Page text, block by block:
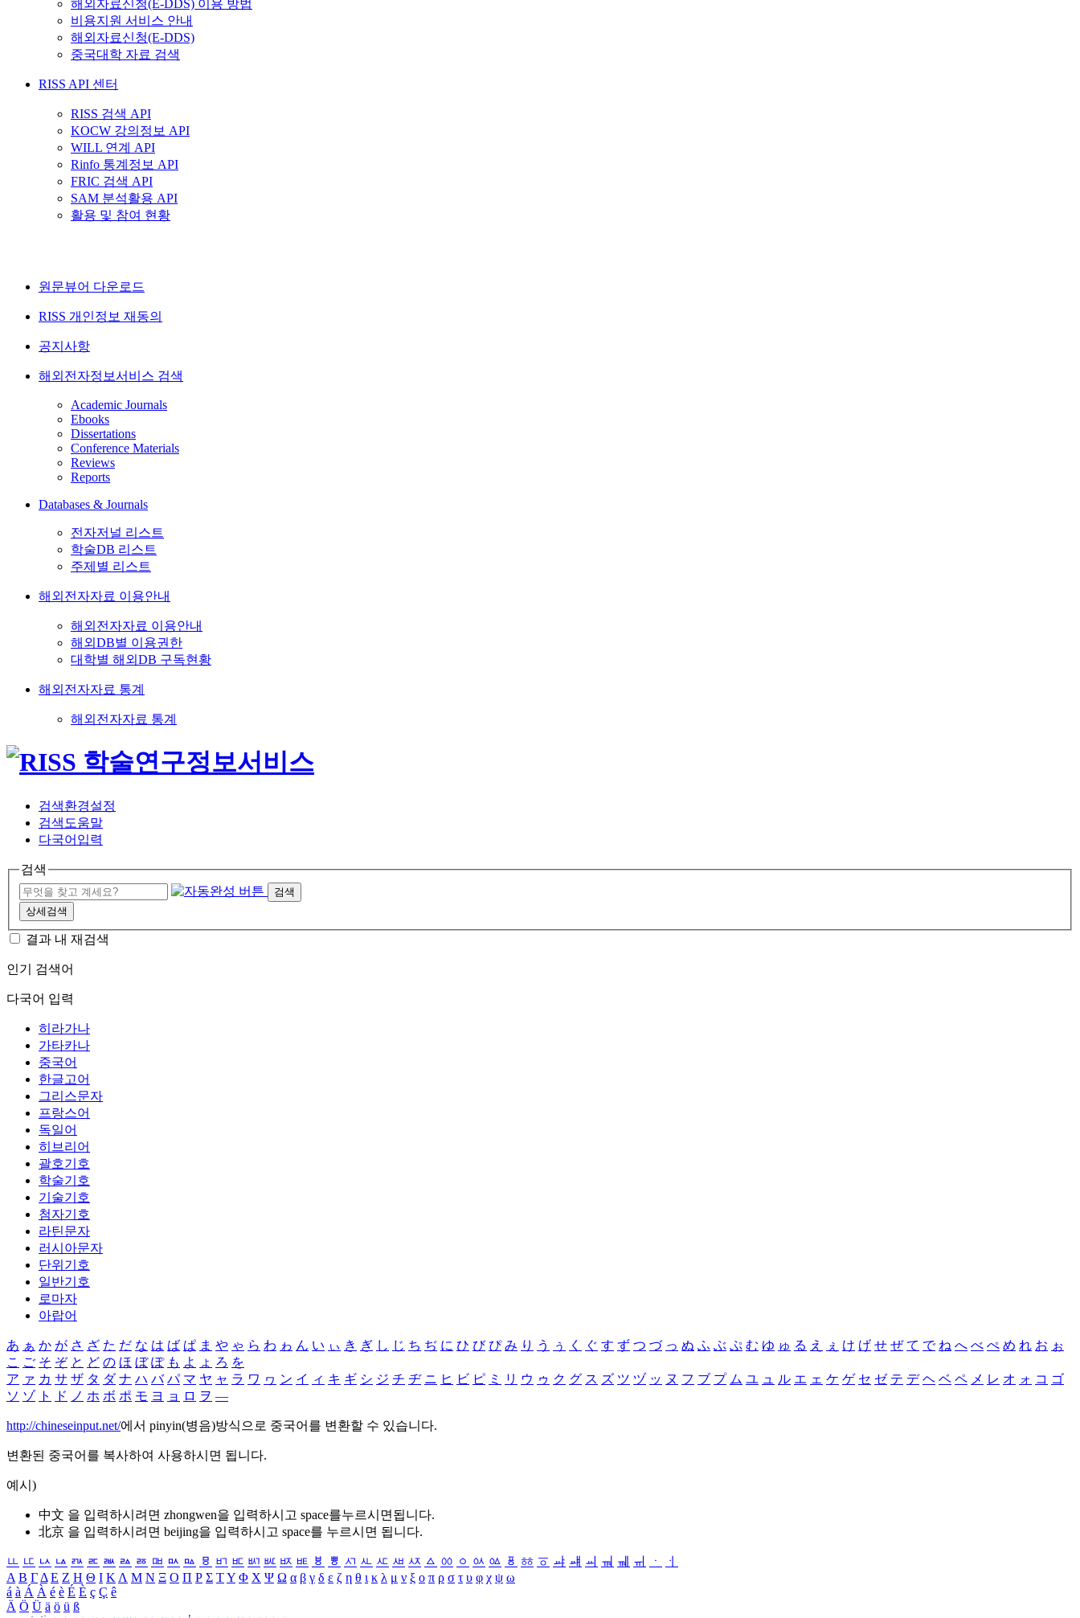
해외자료신청(E-DDS) 이용 방법
비용지원 서비스 안내
해외자료신청(E-DDS)
중국대학 자료 검색
RISS API 센터
RISS 검색 API
KOCW 강의정보 API
WILL 연계 API
Rinfo 통계정보 API
FRIC 검색 API
SAM 분석활용 API
활용 및 참여 현황
원문뷰어 다운로드
RISS 개인정보 재동의
공지사항
해외전자정보서비스 검색
Academic Journals
Ebooks
Dissertations
Conference Materials
Reviews
Reports
Databases & Journals
전자저널 리스트
학술DB 리스트
주제별 리스트
해외전자자료 이용안내
해외전자자료 이용안내
해외DB별 이용권한
대학별 해외DB 구독현황
해외전자자료 통계
해외전자자료 통계
검색환경설정
검색도움말
다국어입력
검색
검색
상세검색
결과 내 재검색
인기 검색어
다국어 입력
히라가나
가타카나
중국어
한글고어
그리스문자
프랑스어
독일어
히브리어
괄호기호
학술기호
기술기호
첨자기호
라틴문자
러시아문자
단위기호
일반기호
로마자
아랍어
あ ぁ か が さ ざ た だ な は ば ぱ ま や ゃ ら わ ゎ ん い ぃ き ぎ し じ ち ぢ に ひ び ぴ み り う ぅ く ぐ す ず つ づ っ ぬ ふ ぶ ぷ む ゆ ゅ る え ぇ け げ せ ぜ て で ね へ べ ぺ め れ お ぉ
こ ご そ ぞ と ど の ほ ぼ ぽ も よ ょ ろ を
ア ァ カ サ ザ タ ダ ナ ハ バ パ マ ヤ ャ ラ ワ ヮ ン イ ィ キ ギ シ ジ チ ヂ ニ ヒ ビ ピ ミ リ ウ ゥ ク グ ス ズ ツ ヅ ッ ヌ フ ブ プ ム ユ ュ ル エ ェ ケ ゲ セ ゼ テ デ ヘ ベ ペ メ レ オ ォ コ ゴ
ソ ゾ ト ド ノ ホ ボ ポ モ ヨ ョ ロ ヲ ―
http://chineseinput.net/에서 pinyin(병음)방식으로 중국어를 변환할 수 있습니다.
변환된 중국어를 복사하여 사용하시면 됩니다.
예시)
中文 을 입력하시려면 zhongwen을 입력하시고 space를누르시면됩니다.
北京 을 입력하시려면 beijing을 입력하시고 space를 누르시면 됩니다.
ㅥ ㅦ ㅧ ㅨ ㅩ ㅪ ㅫ ㅬ ㅭ ㅮ ㅯ ㅰ ㅱ ㅲ ㅳ ㅴ ㅵ ㅶ ㅷ ㅸ ㅹ ㅺ ㅻ ㅼ ㅽ ㅾ ㅿ ㆀ ㆁ ㆂ ㆃ ㆄ ㆅ ㆆ ㆇ ㆈ ㆉ ㆊ ㆋ ㆌ ㆍ
ㆎ
Α Β ΓΔ Ε Ζ Η Θ Ι ΚΛ Μ Ν Ξ Ο Π Ρ Σ ΤΥ Φ Χ Ψ Ω α β γ δ ε ζ η θ ι κ λ μ ν ξ ο π ρ σ τ υ φ χ ψ ω
á à Á À é è É È ç Ç ê
Ä Ö Ü ä ö ü ß